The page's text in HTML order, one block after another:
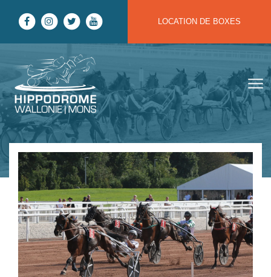
LOCATION DE BOXES
Hippodrome Wallonie | Mons